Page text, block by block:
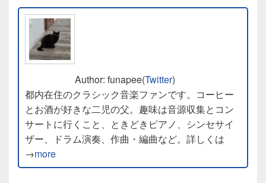
Author: funapee(Twitter)
都内在住のクラシック音楽ファンです。コーヒー
とお酒が好きな二児の父。趣味は音源収集とコン
サートに行くこと、ときどきピアノ、シンセサイ
ザー、ドラム演奏、作曲・編曲など。詳しくは
→more